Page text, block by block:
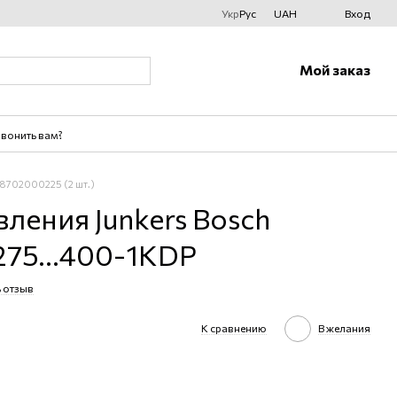
УкрРус UAH Вход
Мой заказ
вам?
8702000225 (2 шт.)
Junkers Bosch
1KDP
отзыв
К сравнению В желания